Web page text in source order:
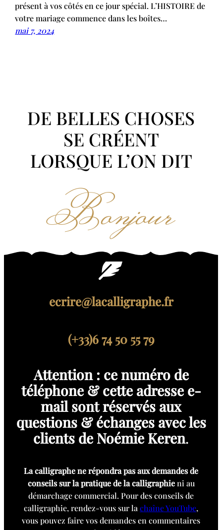
présent à vos côtés en ce jour spécial. L’HISTOIRE de
votre mariage commence dans les boîtes…
mai 7, 2024
DE BELLES CHOSES
SE CRÉENT
LORSQUE L’ON DIT
Bonjour
ecrire@lacalligraphe.fr
(+33)6 74 50 55 79
Attention : ce numéro de
téléphone & cette adresse e-
mail sont réservés aux
questions & échanges avec les
clients de Noémie Keren.
La calligraphe ne répondra pas aux demandes de
conseils sur la pratique de la calligraphieni au
démarchage commercial. Pour des conseils de
calligraphie, rendez-vous sur lachaîne YouTube,
vous pouvez faire vos demandes en commentaires